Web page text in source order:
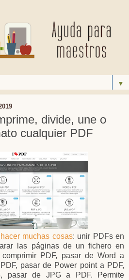
▼
divide, une o
cualquier PDF
muchas cosas: unir PDFs en
las páginas de un fichero en
comprimir PDF, pasar de Word a
pasar de Power point a PDF,
pasar de JPG a PDF. Permite